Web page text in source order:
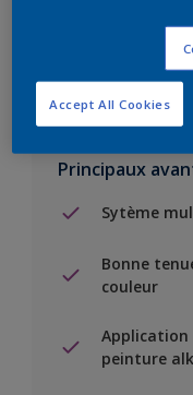
Principaux
Sytème
Bonne
couleur
Application
peinture
Accept All Cookies